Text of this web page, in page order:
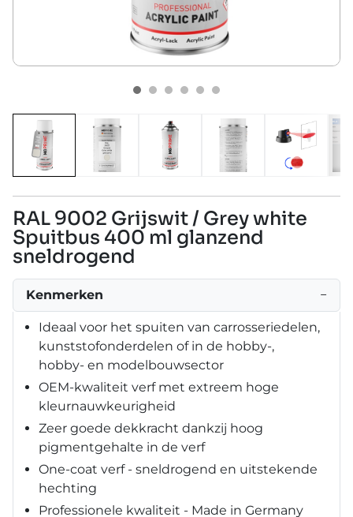
RAL 9002 Grijswit / Grey white
Spuitbus 400 ml glanzend
sneldrogend
Kenmerken −
Ideaal voor het spuiten van carrosseriedelen,
kunststofonderdelen of in de hobby-,
hobby- en modelbouwsector
OEM-kwaliteit verf met extreem hoge
kleurnauwkeurigheid
Zeer goede dekkracht dankzij hoog
pigmentgehalte in de verf
One-coat verf - sneldrogend en uitstekende
hechting
Professionele kwaliteit - Made in Germany